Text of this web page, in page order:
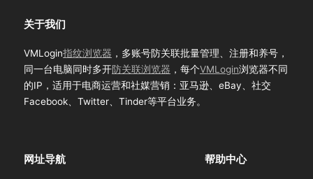
关于我们
VMLogin指纹浏览器 ，多账号防关联批量管理、注册和养号，
同一台电脑同时多开防关联浏览器 ，每个VMLogin浏览器不同
的IP，适用于电商运营和社媒营销：亚马逊、eBay、社交
Facebook、Twitter、Tinder等平台业务。
网址导航 帮助中心